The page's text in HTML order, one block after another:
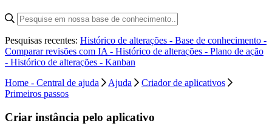
Pesquisas recentes: Histórico de alterações - Base de conhecimento -
Comparar revisões com IA - Histórico de alterações - Plano de ação
- Histórico de alterações - Kanban
Home - Central de ajuda
Ajuda
Criador de aplicativos
Primeiros passos
Criar instância pelo aplicativo